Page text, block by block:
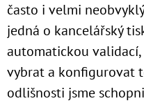
často i velmi
jedná o kancelářský
automatickou
vybrat a konfigurovat
odlišnosti jsme